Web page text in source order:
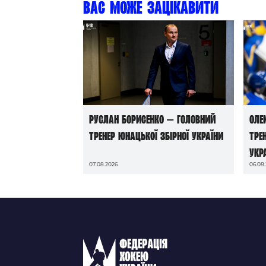
Вас може зацікавити
Руслан Борисенко — головний
тренер юнацької збірної України
07.08.2026